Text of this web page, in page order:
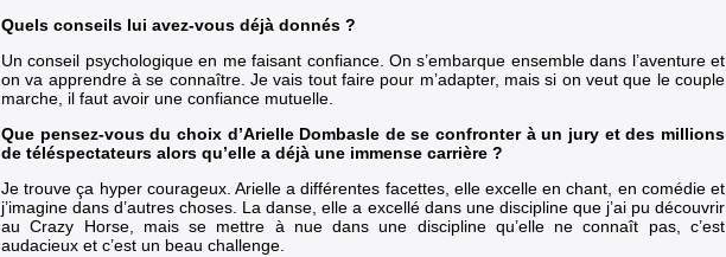
Quels conseils lui avez-vous déjà donnés ?
Un conseil psychologique en me faisant confiance. On s’embarque ensemble dans l’aventure et
on va apprendre à se connaître. Je vais tout faire pour m’adapter, mais si on veut que le couple
marche, il faut avoir une confiance mutuelle.
Que pensez-vous du choix d’Arielle Dombasle de se confronter à un jury et des millions
de téléspectateurs alors qu’elle a déjà une immense carrière ?
Je trouve ça hyper courageux. Arielle a différentes facettes, elle excelle en chant, en comédie et
j’imagine dans d’autres choses. La danse, elle a excellé dans une discipline que j’ai pu découvrir
au Crazy Horse, mais se mettre à nue dans une discipline qu’elle ne connaît pas, c’est
audacieux et c’est un beau challenge.